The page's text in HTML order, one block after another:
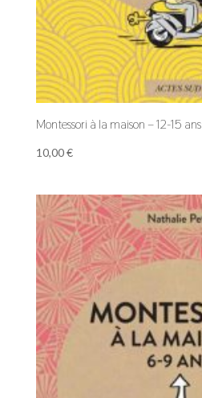
Montessori à la maison – 12-15 ans
10,00€